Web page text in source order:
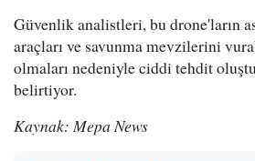
Güvenlik analistleri, bu drone'ların
araçları ve savunma mevzilerini
olmaları nedeniyle ciddi tehdit
belirtiyor.
Kaynak: Mepa News